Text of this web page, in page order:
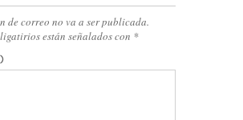
de correo no va a ser publicada.
están señalados con *